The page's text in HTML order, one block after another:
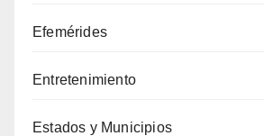
Efemérides
Entretenimiento
Estados y Municipios